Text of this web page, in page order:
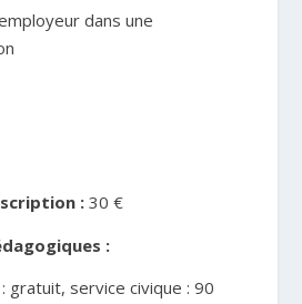
dans une
:30 €
:
gratuit, service civique : 90